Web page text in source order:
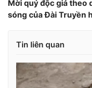
Emagazine
Video
Mời quý độc giả theo
sóng của Đài Truyền
Tin liên quan